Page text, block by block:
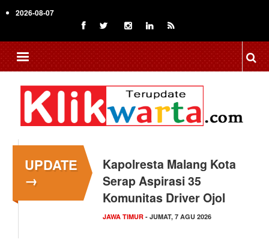
to
content
2026-08-07
UPDATE
→
Kapolresta Malang Kota
Serap Aspirasi 35
Komunitas Driver Ojol
JAWA TIMUR - JUMAT, 7 AGU 2026